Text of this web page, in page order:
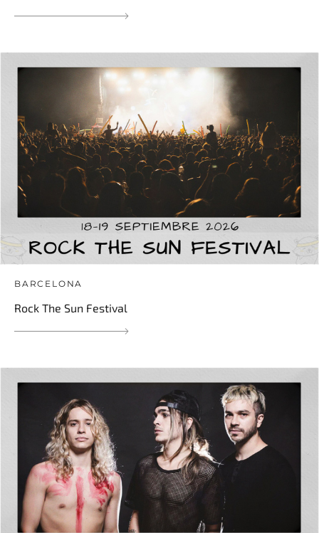
BARCELONA
Rock The Sun Festival